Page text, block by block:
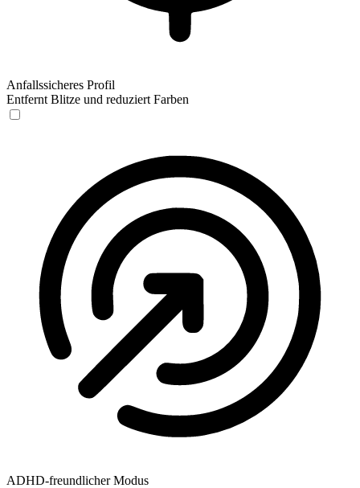
Anfallssicheres Profil
Entfernt Blitze und reduziert Farben
ADHD-freundlicher Modus